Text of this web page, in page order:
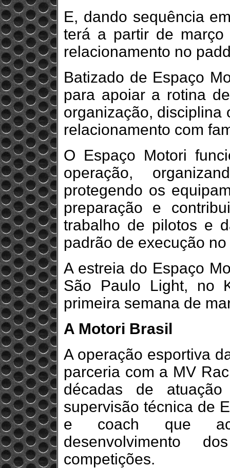
E, dando sequência
terá a partir de
relacionamento no
Batizado de Espaço
para apoiar a rotina
organização, disciplina
relacionamento com
O Espaço Motori
operação,
protegendo os
preparação e
trabalho de pilotos e
padrão de execução
A estreia do Espaço
São Paulo Light, no
primeira semana de
A Motori Brasil
A operação esportiva
parceria com a MV
décadas de
supervisão técnica de
e coach que
desenvolvimento
competições.